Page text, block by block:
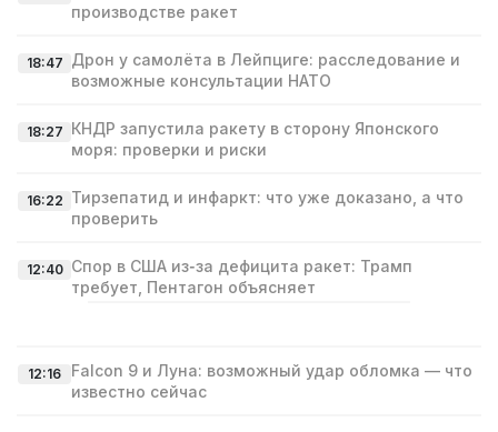
производстве ракет
18:47 Дрон у самолёта в Лейпциге: расследование и
возможные консультации НАТО
18:27 КНДР запустила ракету в сторону Японского
моря: проверки и риски
16:22 Тирзепатид и инфаркт: что уже доказано, а что
проверить
12:40 Спор в США из‑за дефицита ракет: Трамп
требует, Пентагон объясняет
12:16
Falcon 9 и Луна: возможный удар обломка — что
известно сейчас